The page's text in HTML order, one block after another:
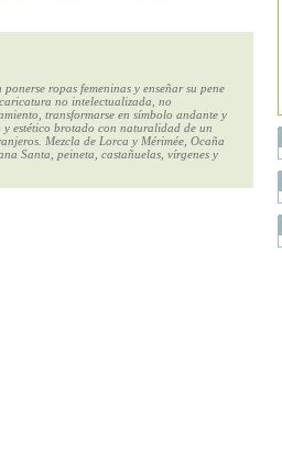
ropas femeninas y enseñar su pene
no intelectualizada, no
transformarse en símbolo andante y
estético brotado con naturalidad de un
Mezcla de Lorca y Mérimée, Ocaña
Santa, peineta, castañuelas, vírgenes y